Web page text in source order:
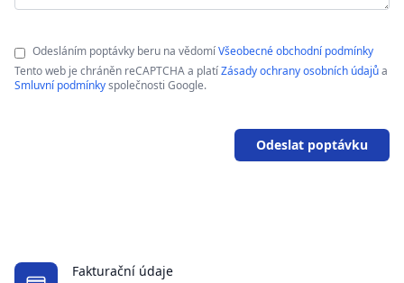
Fakturační údaje
Odesláním poptávky beru na vědomíVšeobecné obchodní podmínky
Tento web je chráněn reCAPTCHA a platíZásady ochrany osobních údajůa
Smluvní podmínkyspolečnosti Google.
Odeslat poptávku